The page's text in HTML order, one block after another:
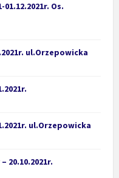
Os.
ul.Orzepowicka
ul.Orzepowicka
20.10.2021r.